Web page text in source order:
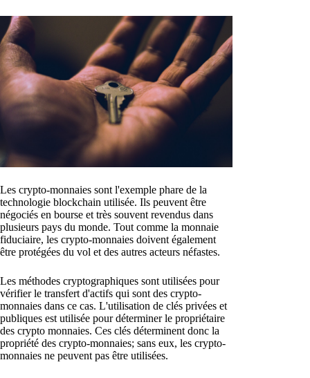
Les crypto-monnaies sont l'exemple phare de la
technologie blockchain utilisée. Ils peuvent être
négociés en bourse et très souvent revendus dans
plusieurs pays du monde. Tout comme la monnaie
fiduciaire, les crypto-monnaies doivent également
être protégées du vol et des autres acteurs néfastes.
Les méthodes cryptographiques sont utilisées pour
vérifier le transfert d'actifs qui sont des crypto-
monnaies dans ce cas. L'utilisation de clés privées et
publiques est utilisée pour déterminer le propriétaire
des crypto monnaies. Ces clés déterminent donc la
propriété des crypto-monnaies; sans eux, les crypto-
monnaies ne peuvent pas être utilisées.